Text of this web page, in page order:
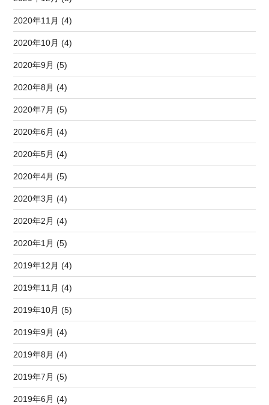
2020年11月 (4)
2020年10月 (4)
2020年9月 (5)
2020年8月 (4)
2020年7月 (5)
2020年6月 (4)
2020年5月 (4)
2020年4月 (5)
2020年3月 (4)
2020年2月 (4)
2020年1月 (5)
2019年12月 (4)
2019年11月 (4)
2019年10月 (5)
2019年9月 (4)
2019年8月 (4)
2019年7月 (5)
2019年6月 (4)